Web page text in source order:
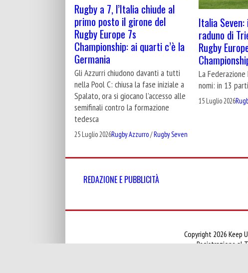
Rugby a 7, l’Italia chiude al
primo posto il girone del
Rugby Europe 7s
Championship: ai quarti c’è la
Germania
Gli Azzurri chiudono davanti a tutti
nella Pool C: chiusa la fase iniziale a
Spalato, ora si giocano l’accesso alle
semifinali contro la formazione
tedesca
25 Luglio 2026Rugby Azzurro/Rugby Seven
Italia
raduno di
Rugby
La Federazione
nomi: in 13
15 Luglio 2026
REDAZIONE E PUBBLICITÀ
Copyright 2026 Keep
Registrazione al